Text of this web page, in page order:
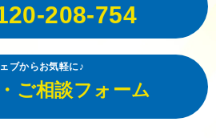
208-754
ブからお気軽に♪
ご相談フォーム